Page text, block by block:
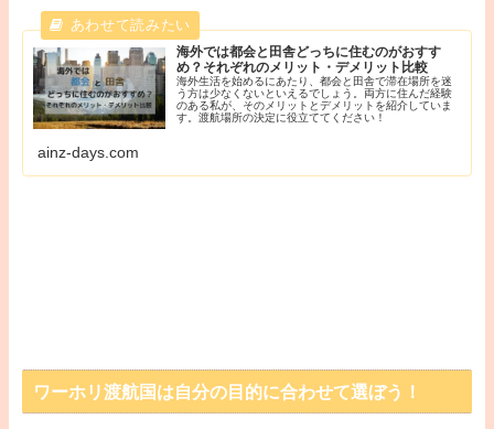
海外では都会と田舎どっちに住むのがおすす
め？それぞれのメリット・デメリット比較
海外生活を始めるにあたり、都会と田舎で滞在場所を迷
う方は少なくないといえるでしょう。両方に住んだ経験
のある私が、そのメリットとデメリットを紹介していま
す。渡航場所の決定に役立ててください！
ainz-days.com
ワーホリ渡航国は自分の目的に合わせて選ぼう！